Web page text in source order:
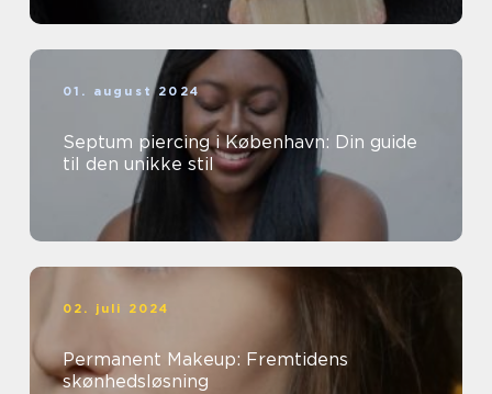
01. august 2024
Septum piercing i København: Din guide
til den unikke stil
02. juli 2024
Permanent Makeup: Fremtidens
skønhedsløsning